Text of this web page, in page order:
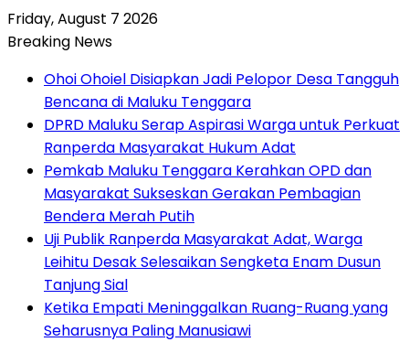
Friday, August 7 2026
Breaking News
Ohoi Ohoiel Disiapkan Jadi Pelopor Desa Tangguh
Bencana di Maluku Tenggara
DPRD Maluku Serap Aspirasi Warga untuk Perkuat
Ranperda Masyarakat Hukum Adat
Pemkab Maluku Tenggara Kerahkan OPD dan
Masyarakat Sukseskan Gerakan Pembagian
Bendera Merah Putih
Uji Publik Ranperda Masyarakat Adat, Warga
Leihitu Desak Selesaikan Sengketa Enam Dusun
Tanjung Sial
Ketika Empati Meninggalkan Ruang-Ruang yang
Seharusnya Paling Manusiawi